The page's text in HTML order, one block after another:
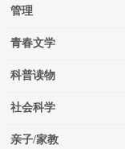
管理
青春文学
科普读物
社会科学
亲子/家教